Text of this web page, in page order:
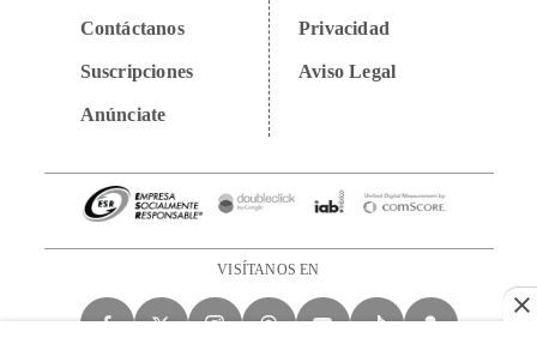
Contáctanos
Suscripciones
Anúnciate
Privacidad
Aviso Legal
VISÍTANOS EN